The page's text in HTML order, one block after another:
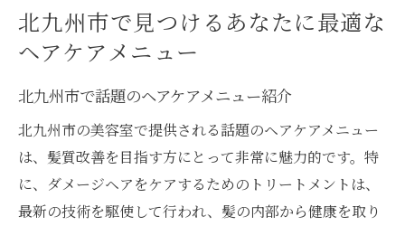
北九州市で見つけるあなたに最適な
ヘアケアメニュー
北九州市で話題のヘアケアメニュー紹介
北九州市の美容室で提供される話題のヘアケアメニュー
は、髪質改善を目指す方にとって非常に魅力的です。特
に、ダメージヘアをケアするためのトリートメントは、
最新の技術を駆使して行われ、髪の内部から健康を取り